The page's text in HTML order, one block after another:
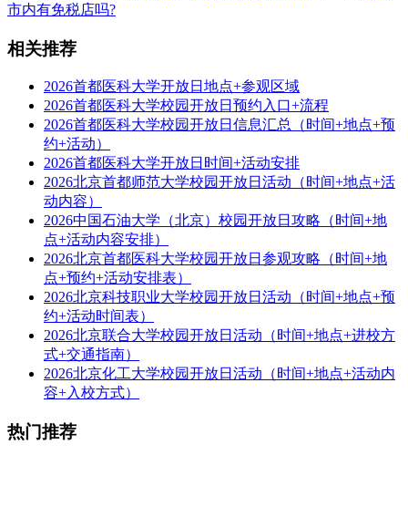
市内有免税店吗?
相关推荐
2026首都医科大学开放日地点+参观区域
2026首都医科大学校园开放日预约入口+流程
2026首都医科大学校园开放日信息汇总（时间+地点+预
约+活动）
2026首都医科大学开放日时间+活动安排
2026北京首都师范大学校园开放日活动（时间+地点+活
动内容）
2026中国石油大学（北京）校园开放日攻略（时间+地
点+活动内容安排）
2026北京首都医科大学校园开放日参观攻略（时间+地
点+预约+活动安排表）
2026北京科技职业大学校园开放日活动（时间+地点+预
约+活动时间表）
2026北京联合大学校园开放日活动（时间+地点+进校方
式+交通指南）
2026北京化工大学校园开放日活动（时间+地点+活动内
容+入校方式）
热门推荐